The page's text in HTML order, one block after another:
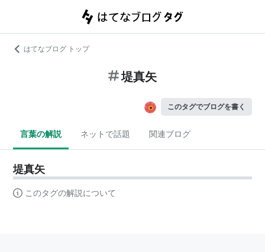
はてなブログ トップ
堤真矢
このタグでブログを書く
言葉の解説 ネットで話題 関連ブログ
堤真矢
このタグの解説について